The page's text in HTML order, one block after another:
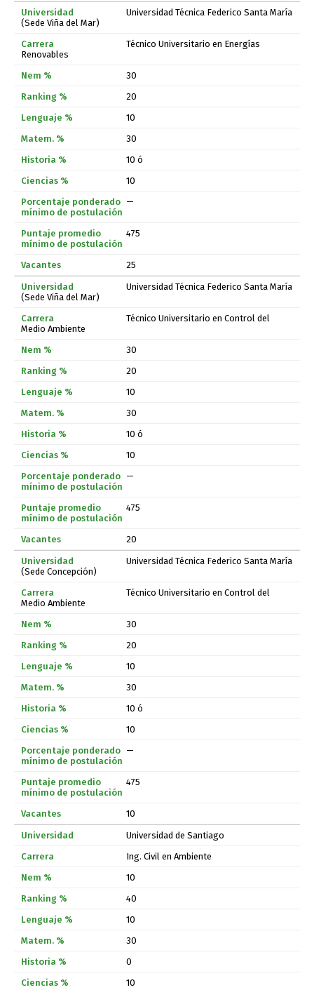
Universidad Técnica Federico Santa María
(Sede Viña del Mar)
Técnico Universitario en Energías
Renovables
30
20
10
30
10 ó
10
—
475
25
Universidad Técnica Federico Santa María
(Sede Viña del Mar)
Técnico Universitario en Control del
Medio Ambiente
30
20
10
30
10 ó
10
—
475
20
Universidad Técnica Federico Santa María
(Sede Concepción)
Técnico Universitario en Control del
Medio Ambiente
30
20
10
30
10 ó
10
—
475
10
Universidad de Santiago
Ing. Civil en Ambiente
10
40
10
30
0
10